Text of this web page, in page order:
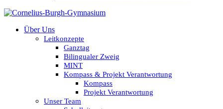
Über Uns
Leitkonzepte
Ganztag
Bilingualer Zweig
MINT
Kompass & Projekt Verantwortung
Kompass
Projekt Verantwortung
Unser Team